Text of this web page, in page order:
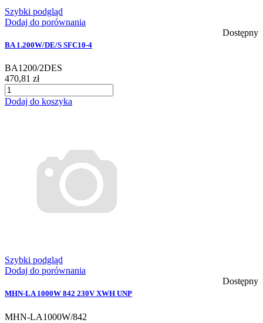
Szybki podgląd
Dodaj do porównania
Dostępny
BA 1.200W/DE/S SFC10-4
BA1200/2DES
470,81 zł
Dodaj do koszyka
Szybki podgląd
Dodaj do porównania
Dostępny
MHN-LA 1000W 842 230V XWH UNP
MHN-LA1000W/842